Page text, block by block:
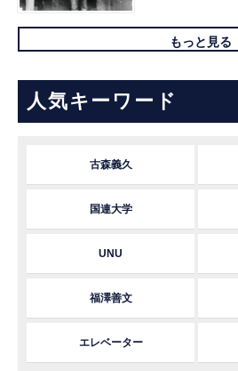
もっと見る
人気キーワード
古森義久
国連大学
UNU
福澤善文
エレベーター